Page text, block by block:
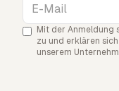
Mit der Anmeldung
zu und erklären
unserem